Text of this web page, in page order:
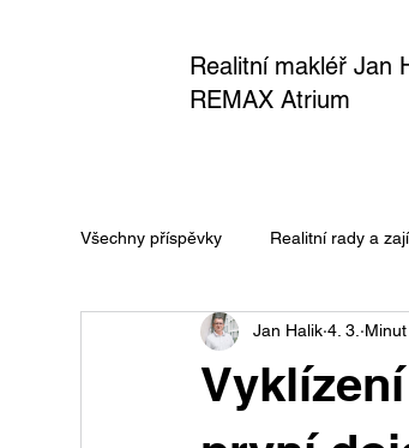
Realitní makléř Jan
REMAX Atrium
Všechny příspěvky Realitní rady a
Jan Halik 4. 3.